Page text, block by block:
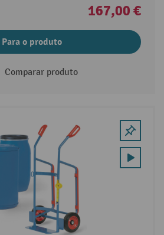
167,00 €
Para o produto
Comparar produto